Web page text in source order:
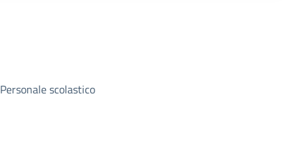
Personale scolastico